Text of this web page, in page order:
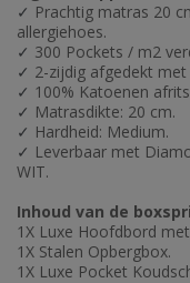
✓ Prachtig matras 20
allergiehoes.
✓ 300 Pockets / m2
✓ 2-zijdig afgedekt
✓ 100% Katoenen
✓ Matrasdikte: 20 cm.
✓ Hardheid: Medium.
✓ Leverbaar met
WIT.
Inhoud van de
1X Luxe Hoofdbord
1X Stalen Opbergbox.
1X Luxe Pocket